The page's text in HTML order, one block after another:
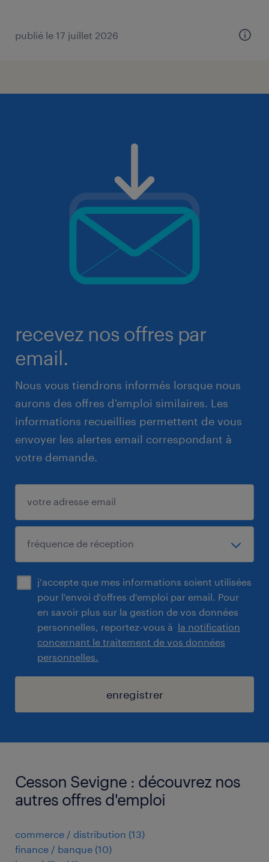
publié le 17 juillet 2026
recevez nos offres par
email.
Nous vous tiendrons informés lorsque nous
aurons des offres d'emploi similaires. Les
informations recueillies permettent de vous
envoyer les alertes email correspondant à
votre demande.
j'accepte que mes informations soient utilisées
pour l'envoi d'offres d'emploi par email. Pour
en savoir plus sur la gestion de vos données
personnelles, reportez-vous à la notification
concernant le traitement de vos données
personnelles.
enregistrer
Cesson Sevigne : découvrez nos
autres offres d'emploi
commerce / distribution (13)
finance / banque (10)